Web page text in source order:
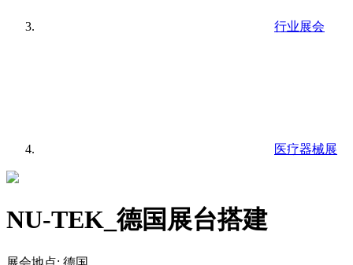
行业展会
医疗器械展
NU-TEK_德国展台搭建
展会地点: 德国